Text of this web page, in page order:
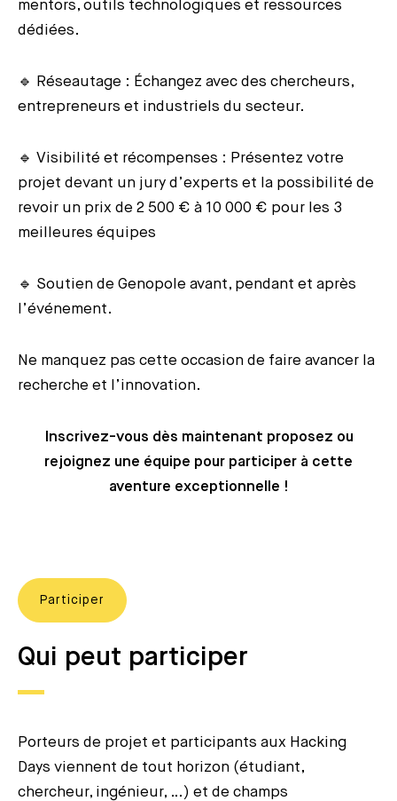
mentors, outils technologiques et ressources
dédiées.
🔹 Réseautage : Échangez avec des chercheurs,
entrepreneurs et industriels du secteur.
🔹 Visibilité et récompenses : Présentez votre
projet devant un jury d’experts et la possibilité de
revoir un prix de 2 500 € à 10 000 € pour les 3
meilleures équipes
🔹 Soutien de Genopole avant, pendant et après
l’événement.
Ne manquez pas cette occasion de faire avancer la
recherche et l’innovation.
Inscrivez-vous dès maintenant proposez ou
rejoignez une équipe pour participer à cette
aventure exceptionnelle !
Participer
Qui peut participer
Porteurs de projet et participants aux Hacking
Days viennent de tout horizon (étudiant,
chercheur, ingénieur, …) et de champs